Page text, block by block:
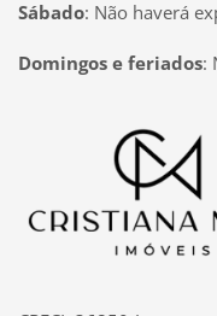
Sábado: Não haverá
Domingos e feriados:
Página inicial